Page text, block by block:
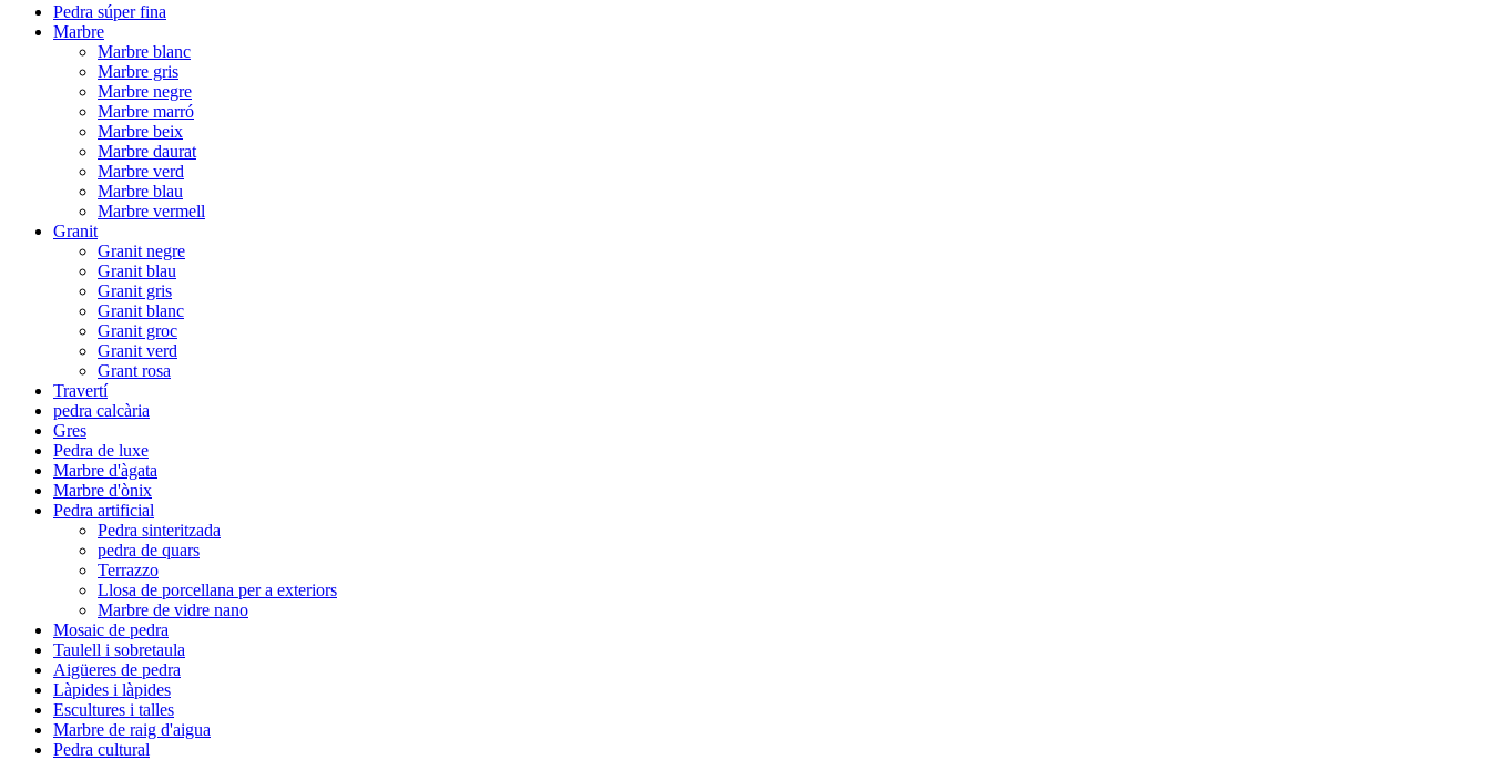
Pedra súper fina
Marbre
Marbre blanc
Marbre gris
Marbre negre
Marbre marró
Marbre beix
Marbre daurat
Marbre verd
Marbre blau
Marbre vermell
Granit
Granit negre
Granit blau
Granit gris
Granit blanc
Granit groc
Granit verd
Grant rosa
Travertí
pedra calcària
Gres
Pedra de luxe
Marbre d'àgata
Marbre d'ònix
Pedra artificial
Pedra sinteritzada
pedra de quars
Terrazzo
Llosa de porcellana per a exteriors
Marbre de vidre nano
Mosaic de pedra
Taulell i sobretaula
Aigüeres de pedra
Làpides i làpides
Escultures i talles
Marbre de raig d'aigua
Pedra cultural